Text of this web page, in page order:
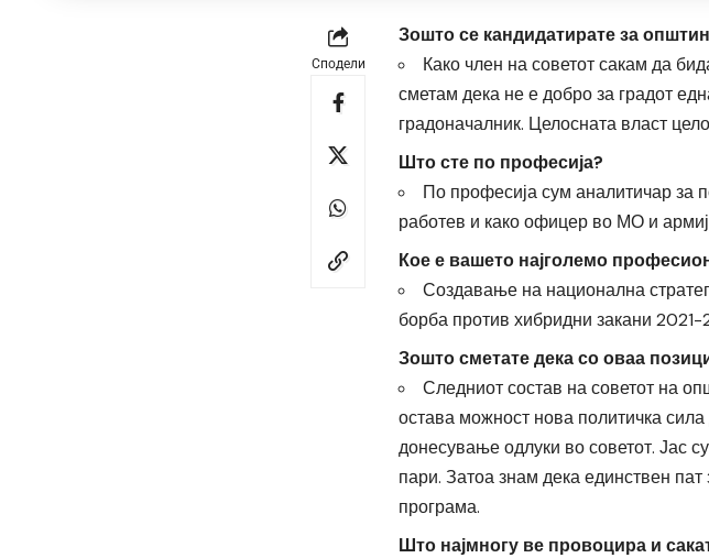
Сподели
Зошто се кандидатирате за
Како член на советот сакам да
сметам дека не е добро за градот
градоначалник. Целосната власт
Што сте по професија?
По професија сум аналитичар за
работев и како офицер во МО и
Кое е вашето најголемо
Создавање на национална
борба против хибридни закани 2021-
Зошто сметате дека со оваа
Следниот состав на советот на
остава можност нова политичка
донесување одлуки во советот. Јас
пари. Затоа знам дека единствен
програма.
Што најмногу ве провоцира и